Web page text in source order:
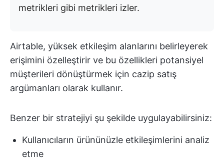
metrikleri gibi metrikleri izler.
Airtable, yüksek etkileşim alanlarını belirleyerek
erişimini özelleştirir ve bu özellikleri potansiyel
müşterileri dönüştürmek için cazip satış
argümanları olarak kullanır.
Benzer bir stratejiyi şu şekilde uygulayabilirsiniz:
Kullanıcıların ürününüzle etkileşimlerini analiz
etme